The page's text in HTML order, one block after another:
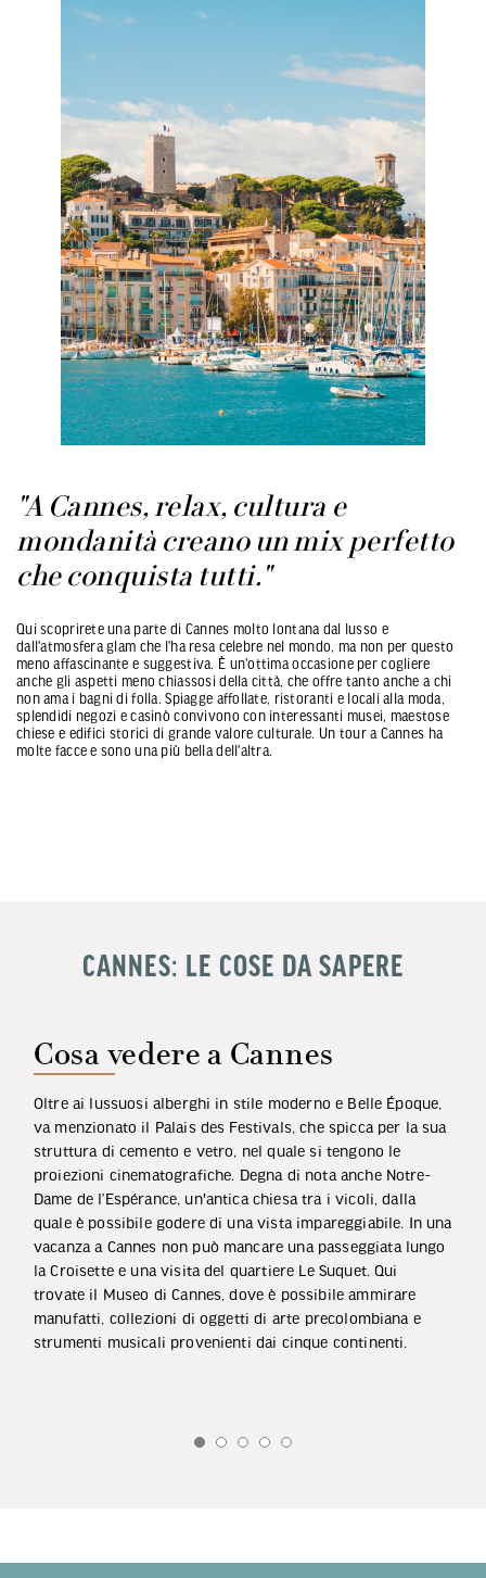
"A Cannes, relax, cultura e
mondanità creano un mix perfetto
che conquista tutti."
Qui scoprirete una parte di Cannes molto lontana dal lusso e
dall'atmosfera glam che l'ha resa celebre nel mondo, ma non per questo
meno affascinante e suggestiva. È un'ottima occasione per cogliere
anche gli aspetti meno chiassosi della città, che offre tanto anche a chi
non ama i bagni di folla. Spiagge affollate, ristoranti e locali alla moda,
splendidi negozi e casinò convivono con interessanti musei, maestose
chiese e edifici storici di grande valore culturale. Un tour a Cannes ha
molte facce e sono una più bella dell'altra.
CANNES: LE COSE DA SAPERE
Cosa vedere a Cannes
Oltre ai lussuosi alberghi in stile moderno e Belle Époque,
va menzionato il Palais des Festivals, che spicca per la sua
struttura di cemento e vetro, nel quale si tengono le
proiezioni cinematografiche. Degna di nota anche Notre-
Dame de l’Espérance, un'antica chiesa tra i vicoli, dalla
quale è possibile godere di una vista impareggiabile. In una
vacanza a Cannes non può mancare una passeggiata lungo
la Croisette e una visita del quartiere Le Suquet. Qui
trovate il Museo di Cannes, dove è possibile ammirare
manufatti, collezioni di oggetti di arte precolombiana e
strumenti musicali provenienti dai cinque continenti.